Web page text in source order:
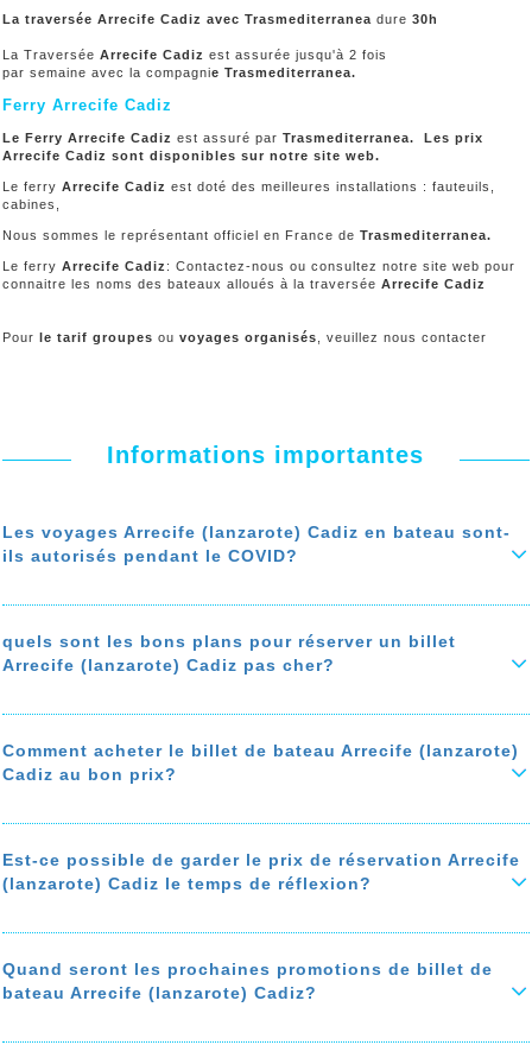
La traversée Arrecife Cadiz avec Trasmediterranea dure 30h
La Traversée Arrecife Cadiz est assurée jusqu'à 2 fois
par semaine avec la compagnie Trasmediterranea.
Ferry Arrecife Cadiz
Le Ferry Arrecife Cadiz est assuré par Trasmediterranea. Les prix
Arrecife Cadiz sont disponibles sur notre site web.
Le ferry Arrecife Cadiz est doté des meilleures installations : fauteuils,
cabines,
Nous sommes le représentant officiel en France de Trasmediterranea.
Le ferry Arrecife Cadiz : Contactez-nous ou consultez notre site web pour
connaitre les noms des bateaux alloués à la traversée Arrecife Cadiz
Pour le tarif groupes ou voyages organisés , veuillez nous contacter
Informations importantes
Les voyages Arrecife (lanzarote) Cadiz en bateau sont-
ils autorisés pendant le COVID?
Durant la troisième vague du covid, les voyages Arrecife (lanzarote)
En savoir plus sur 'Les voyages Arrecife (lanzarote) Cadiz en bateau
sont-ils autorisés pendant le COVID?'
quels sont les bons plans pour réserver un billet
Arrecife (lanzarote) Cadiz pas cher?
Pour réserver un billet de bateau Arrecife (lanzarote) Cadiz vraiement
prix de votre ticket de bateau: bon moment pour acheter comparer
les prix de bateau de Arrecife (lanzarote) à Cadiz, privilégiez les
agences de voyages avec des programmes de fidélité, et une
En savoir plus sur 'quels sont les bons plans pour réserver un billet
Arrecife (lanzarote) Cadiz pas cher?'
Comment acheter le billet de bateau Arrecife (lanzarote)
Cadiz au bon prix?
Ce guide vous explique comment trouver le billet de bateu Arrecife
Cadiz varie selon la saison, le ferry, les frais de service appliqués
par les agences de voyage, et les frais de paiement bancaire...
En savoir plus sur 'Comment acheter le billet de bateau Arrecife
Est-ce possible de garder le prix de réservation Arrecife
(lanzarote) Cadiz le temps de réflexion?
Vous avez besoin d'un temps de réflexion? Notre agence de voyage
de 4h00 jusqu'à 10 jours, sous certaines conditions.
En savoir plus sur 'Est-ce possible de garder le prix de réservation
Quand seront les prochaines promotions de billet de
bateau Arrecife (lanzarote) Cadiz?
Les meilleures promotions de billet de bateau Arrecife (lanzarote)